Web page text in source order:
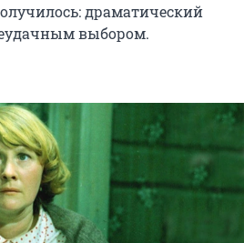
драматический
выбором.